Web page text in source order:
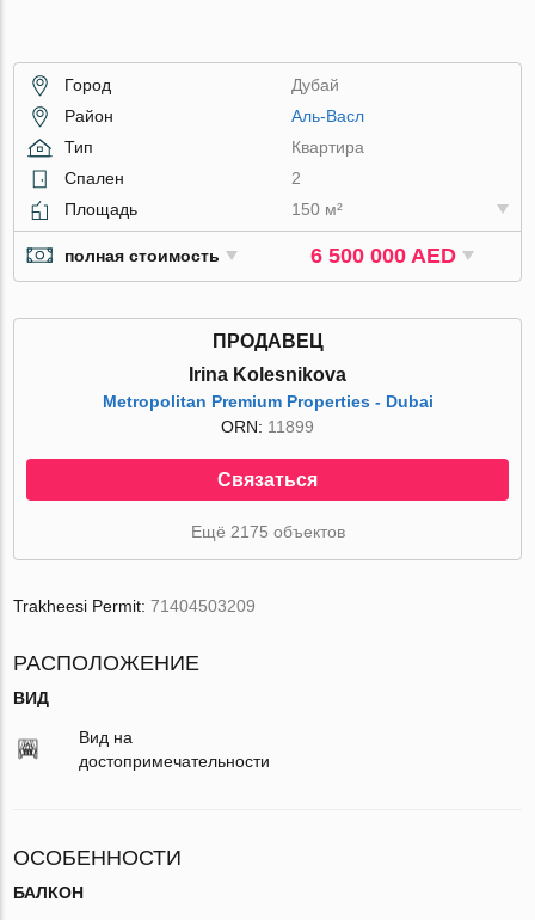
Город
Дубай
Район
Аль-Васл
Тип
Квартира
Спален
2
Площадь
150 м²
полная стоимость 6 500 000 AED
ПРОДАВЕЦ
Irina Kolesnikova
Metropolitan Premium Properties - Dubai
ORN: 11899
Связаться
Ещё 2175 объектов
Trakheesi Permit:71404503209
РАСПОЛОЖЕНИЕ
ВИД
Вид на
достопримечательности
ОСОБЕННОСТИ
БАЛКОН